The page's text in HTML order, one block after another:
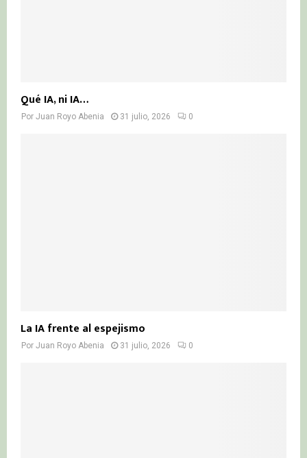
Qué IA, ni IA…
Por Juan Royo Abenia 31 julio, 2026 0
La IA frente al espejismo
Por Juan Royo Abenia 31 julio, 2026 0